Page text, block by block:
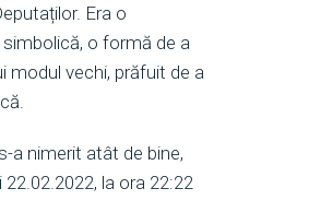
Era o
simbolică, o formă de a
modul vechi, prăfuit de a
a nimerit atât de bine,
22.02.2022, la ora 22:22